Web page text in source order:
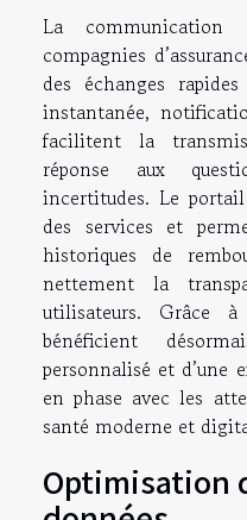
La
compagnies
des échanges
instantanée,
facilitent la
réponse aux
incertitudes. Le
des services et
historiques de
nettement la
utilisateurs. Grâce
bénéficient
personnalisé et d’une
en phase avec les
santé moderne et
Optimisation